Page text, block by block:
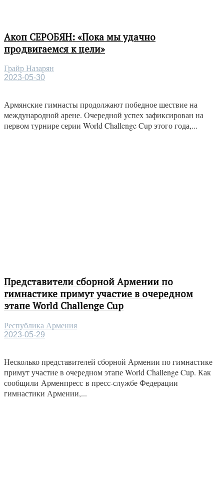
Акоп СЕРОБЯН: «Пока мы удачно
продвигаемся к цели»
Грайр Назарян
2023-05-30
Армянские гимнасты продолжают победное шествие на
международной арене. Очередной успех зафиксирован на
первом турнире серии World Challenge Cup этого года,...
Представители сборной Армении по
гимнастике примут участие в очередном
этапе World Challenge Cup
Республика Армения
2023-05-29
Несколько представителей сборной Армении по гимнастике
примут участие в очередном этапе World Challenge Cup. Как
сообщили Арменпресс в пресс-службе Федерации
гимнастики Армении,...